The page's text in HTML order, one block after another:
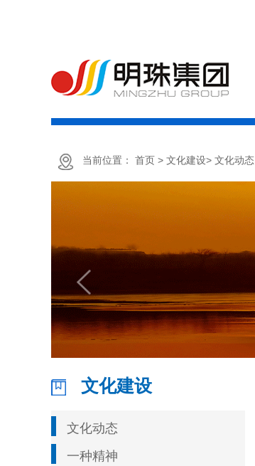
当前位置： 首页 > 文化建设> 文化动态
文化建设
文化动态
一种精神